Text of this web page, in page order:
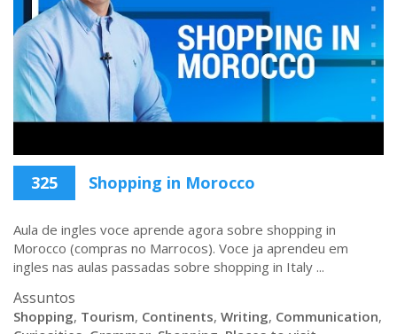
325 Shopping in Morocco
Aula de ingles voce aprende agora sobre shopping in
Morocco (compras no Marrocos). Voce ja aprendeu em
ingles nas aulas passadas sobre shopping in Italy ...
Assuntos
Shopping, Tourism, Continents, Writing, Communication,